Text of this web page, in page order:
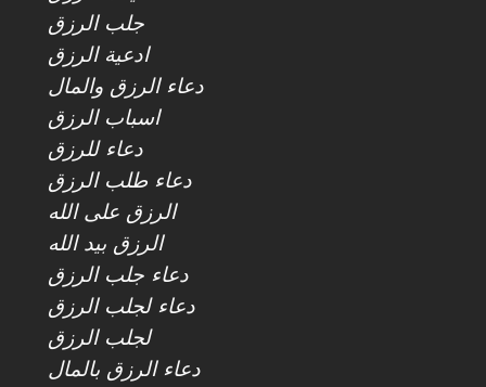
جلب الرزق
ادعية الرزق
دعاء الرزق والمال
اسباب الرزق
دعاء للرزق
دعاء طلب الرزق
الرزق على الله
الرزق بيد الله
دعاء جلب الرزق
دعاء لجلب الرزق
لجلب الرزق
دعاء الرزق بالمال